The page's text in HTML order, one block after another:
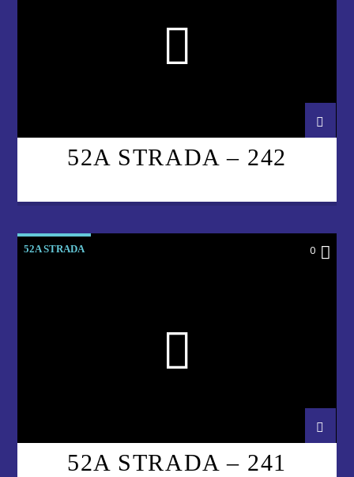
52A STRADA – 242
52A STRADA 0
52A STRADA – 241